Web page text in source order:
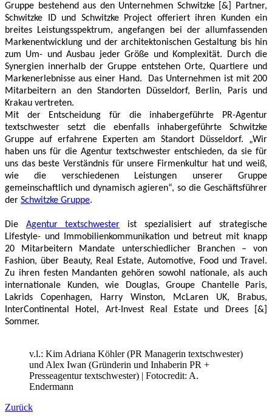
Gruppe bestehend aus den Unternehmen Schwitzke [&] Partner,
Schwitzke ID und Schwitzke Project offeriert ihren Kunden ein
breites Leistungsspektrum, angefangen bei der allumfassenden
Markenentwicklung und der architektonischen Gestaltung bis hin
zum Um- und Ausbau jeder Größe und Komplexität. Durch die
Synergien innerhalb der Gruppe entstehen Orte, Quartiere und
Markenerlebnisse aus einer Hand. Das Unternehmen ist mit 200
Mitarbeitern an den Standorten Düsseldorf, Berlin, Paris und
Krakau vertreten.
Mit der Entscheidung für die inhabergeführte PR-Agentur
textschwester setzt die ebenfalls inhabergeführte Schwitzke
Gruppe auf erfahrene Experten am Standort Düsseldorf. „Wir
haben uns für die Agentur textschwester entschieden, da sie für
uns das beste Verständnis für unsere Firmenkultur hat und weiß,
wie die verschiedenen Leistungen unserer Gruppe
gemeinschaftlich und dynamisch agieren“, so die Geschäftsführer
der Schwitzke Gruppe.
Die Agentur textschwester ist spezialisiert auf strategische
Lifestyle- und Immobilienkommunikation und betreut mit knapp
20 Mitarbeitern Mandate unterschiedlicher Branchen – von
Fashion, über Beauty, Real Estate, Automotive, Food und Travel.
Zu ihren festen Mandanten gehören sowohl nationale, als auch
internationale Kunden, wie Douglas, Groupe Chantelle Paris,
Lakrids Copenhagen, Harry Winston, McLaren UK, Brabus,
InterContinental Hotel, Art-Invest Real Estate und Drees [&]
Sommer.
v.l.: Kim Adriana Köhler (PR Managerin textschwester)
und Alex Iwan (Gründerin und Inhaberin PR +
Presseagentur textschwester) | Fotocredit: A.
Endermann
Zurück